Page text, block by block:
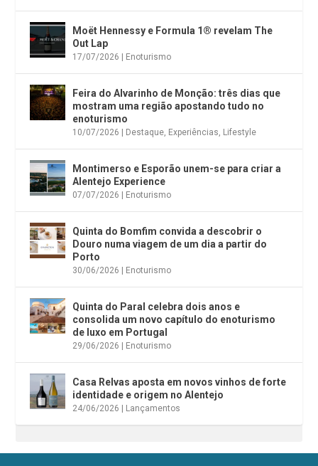
Moët Hennessy e Formula 1® revelam The
Out Lap
17/07/2026 | Enoturismo
Feira do Alvarinho de Monção: três dias que
mostram uma região apostando tudo no
enoturismo
10/07/2026 | Destaque Experiências Lifestyle
Montimerso e Esporão unem-se para criar a
Alentejo Experience
07/07/2026 | Enoturismo
Quinta do Bomfim convida a descobrir o
Douro numa viagem de um dia a partir do
Porto
30/06/2026 | Enoturismo
Quinta do Paral celebra dois anos e
consolida um novo capítulo do enoturismo
de luxo em Portugal
29/06/2026 | Enoturismo
Casa Relvas aposta em novos vinhos de forte
identidade e origem no Alentejo
24/06/2026 | Lançamentos